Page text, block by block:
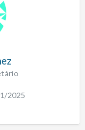
2025